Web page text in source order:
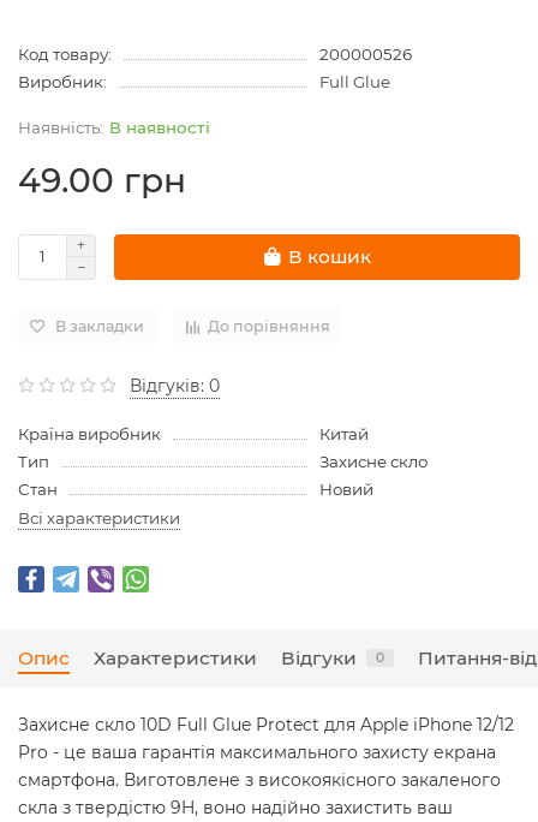
Код товару:
200000526
Виробник:
Full Glue
В наявності
49.00 грн
В кошик
В закладки До порівняння
Відгуків: 0
Країна виробник
Китай
Тип
Захисне скло
Стан
Новий
Всі характеристики
Опис Характеристики Відгуки 0 Питання-
Захисне скло 10D Full Glue Protect для Apple iPhone 12/12
Pro - це ваша гарантія максимального захисту екрана
смартфона. Виготовлене з високоякісного закаленого
скла з твердістю 9H, воно надійно захистить ваш